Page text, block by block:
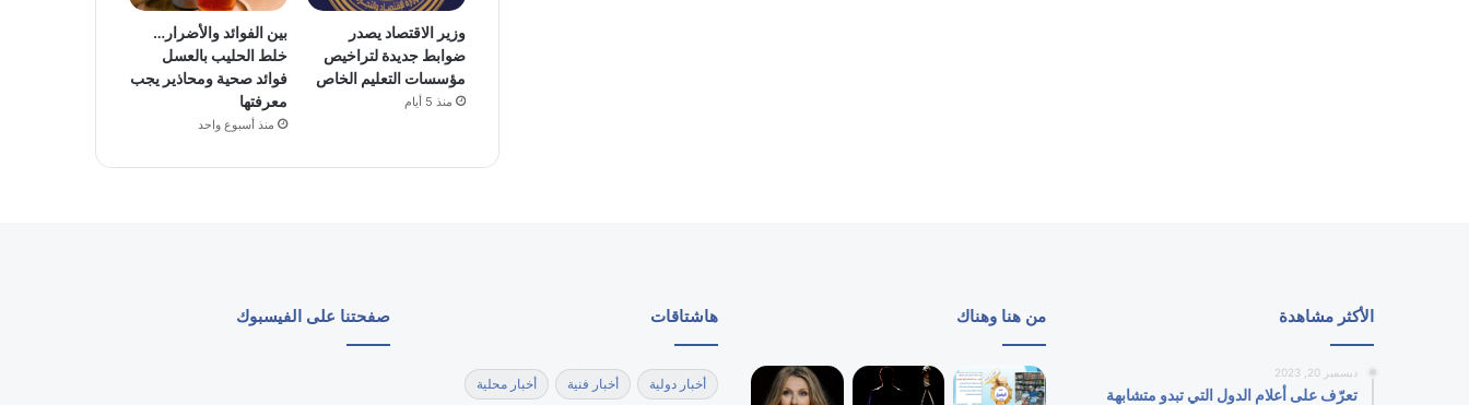
وزير الاقتصاد يصدر
ضوابط جديدة لتراخيص
مؤسسات التعليم الخاص
منذ 5 أيام
بين الفوائد والأضرار…
خلط الحليب بالعسل
فوائد صحية ومحاذير يجب
معرفتها
منذ أسبوع واحد
الأكثر مشاهدة
ديسمبر 20, 2023
تعرّف على أعلام الدول التي تبدو متشابهة
من هنا وهناك هاشتاقات
أخبار دولية أخبار فنية أخبار محلية
صفحتنا على الفيسبوك